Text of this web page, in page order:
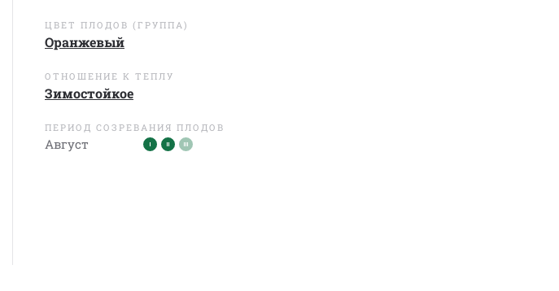
ЦВЕТ ПЛОДОВ (ГРУППА)
Оранжевый
ОТНОШЕНИЕ К ТЕПЛУ
Зимостойкое
ПЕРИОД СОЗРЕВАНИЯ ПЛОДОВ
Август